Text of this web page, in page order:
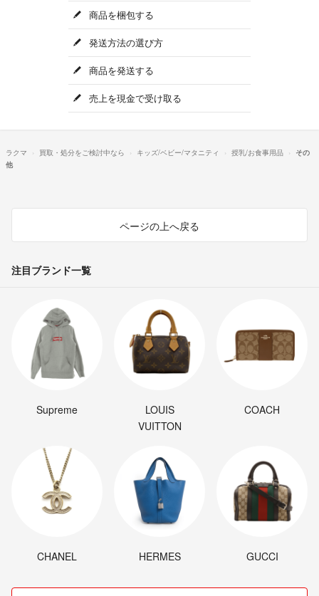
商品を梱包する
発送方法の選び方
商品を発送する
売上を現金で受け取る
ラクマ 買取・処分をご検討中なら キッズ/ベビー/マタニティ 授乳/お食事用品
その
他
ページの上へ戻る
注目ブランド一覧
Supreme
LOUIS
VUITTON
COACH
CHANEL HERMES GUCCI